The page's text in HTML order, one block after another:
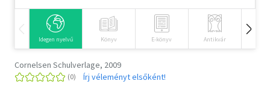
Idegen nyelvű Könyv E-könyv Antikvár
Cornelsen Schulverlage, 2009
Írj véleményt elsőként!